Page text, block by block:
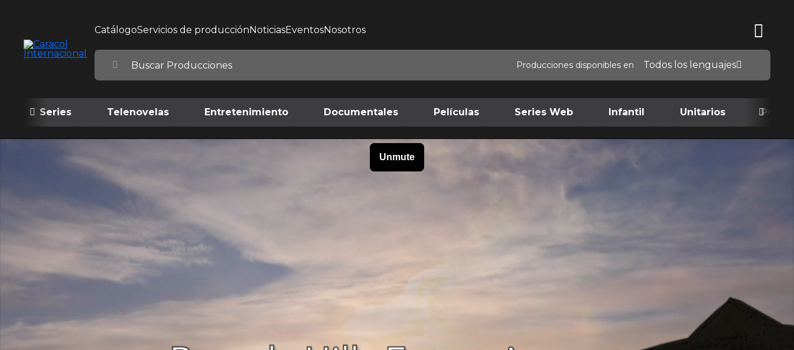
CatálogoServicios de producciónNoticiasEventosNosotros
Producciones disponibles en Todos los lenguajes
Series Telenovelas Entretenimiento Documentales Películas Series Web Infantil Unitarios